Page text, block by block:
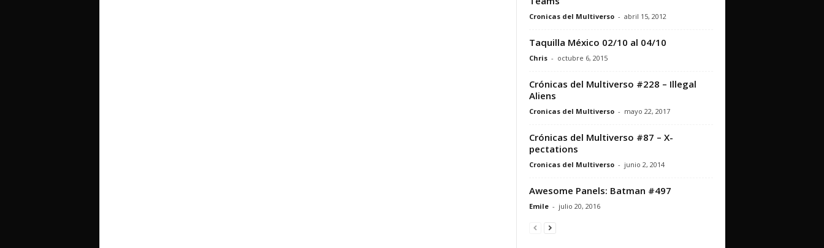
Cronicas del Multiverso - abril 15, 2012
Taquilla México 02/10 al 04/10
Chris - octubre 6, 2015
Crónicas del Multiverso #228 – Illegal
Aliens
Cronicas del Multiverso - mayo 22, 2017
Crónicas del Multiverso #87 – X-
pectations
Cronicas del Multiverso - junio 2, 2014
Awesome Panels: Batman #497
Emile - julio 20, 2016